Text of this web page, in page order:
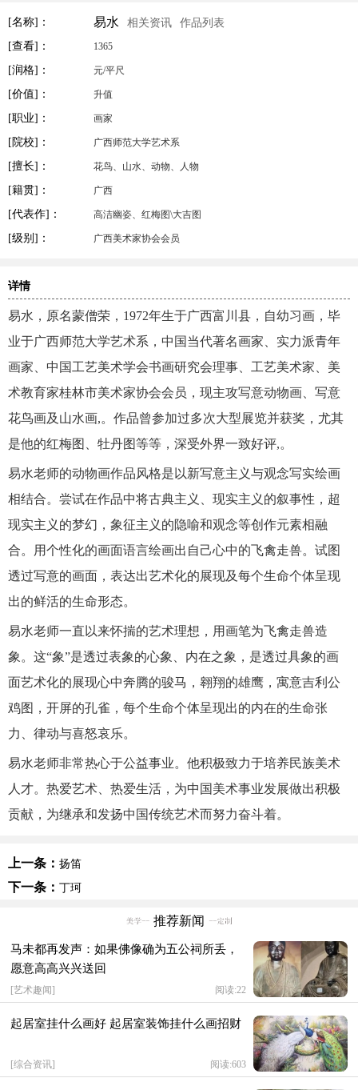
[名称]： 易水 相关资讯
作品列表
[查看]：
1365
[润格]： 元/平尺
[价值]： 升值
[职业]： 画家
[院校]： 广西师范大学艺术系
[擅长]： 花鸟、山水、动物、人物
[籍贯]： 广西
[代表作]： 高洁幽姿、红梅图\大吉图
[级别]： 广西美术家协会会员
详情
易水，原名蒙僧荣，1972年生于广西富川县，自幼习画，毕
业于广西师范大学艺术系，中国当代著名画家、实力派青年
画家、中国工艺美术学会书画研究会理事、工艺美术家、美
术教育家桂林市美术家协会会员，现主攻写意动物画、写意
花鸟画及山水画,。作品曾参加过多次大型展览并获奖，尤其
是他的红梅图、牡丹图等等，深受外界一致好评,。
易水老师的动物画作品风格是以新写意主义与观念写实绘画
相结合。尝试在作品中将古典主义、现实主义的叙事性，超
现实主义的梦幻，象征主义的隐喻和观念等创作元素相融
合。用个性化的画面语言绘画出自己心中的飞禽走兽。试图
透过写意的画面，表达出艺术化的展现及每个生命个体呈现
出的鲜活的生命形态。
易水老师一直以来怀揣的艺术理想，用画笔为飞禽走兽造
象。这“象”是透过表象的心象、内在之象，是透过具象的画
面艺术化的展现心中奔腾的骏马，翱翔的雄鹰，寓意吉利公
鸡图，开屏的孔雀，每个生命个体呈现出的内在的生命张
力、律动与喜怒哀乐。
易水老师非常热心于公益事业。他积极致力于培养民族美术
人才。热爱艺术、热爱生活，为中国美术事业发展做出积极
贡献，为继承和发扬中国传统艺术而努力奋斗着。
上一条： 扬笛
下一条： 丁珂
推荐新闻
马未都再发声：如果佛像确为五公祠所丢，
愿意高高兴兴送回
[艺术趣闻] 阅读:22
起居室挂什么画好 起居室装饰挂什么画招财
[综合资讯] 阅读:603